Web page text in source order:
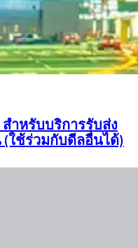
ำหรับบริการรับส่ง
ใช้ร่วมกับดีลอื่นได้)